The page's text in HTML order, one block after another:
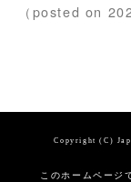
（posted on
Copyright (C)
このホームページ